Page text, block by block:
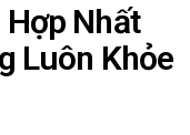
Nhất
Luôn Khỏe